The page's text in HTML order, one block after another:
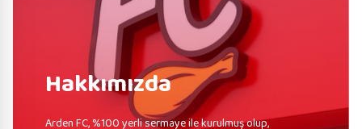
Hakkımızda
Arden FC, %100 yerli sermaye ile kurulmuş olup,